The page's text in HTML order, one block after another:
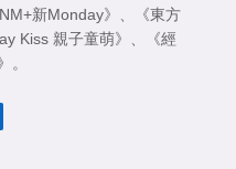
NM+新Monday》 、
《東方
Kiss 親子童萌》 、
《經
。